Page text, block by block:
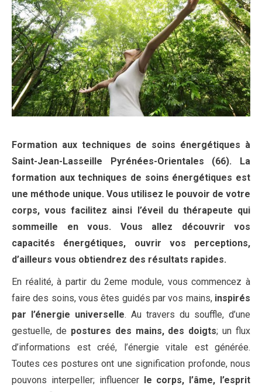
Formation aux techniques de soins énergétiques à
Saint-Jean-Lasseille Pyrénées-Orientales (66). La
formation aux techniques de soins énergétiques est
une méthode unique. Vous utilisez le pouvoir de votre
corps, vous facilitez ainsi l’éveil du thérapeute qui
sommeille en vous. Vous allez découvrir vos
capacités énergétiques, ouvrir vos perceptions,
d’ailleurs vous obtiendrez des résultats rapides.
En réalité, à partir du 2eme module, vous commencez à
faire des soins, vous êtes guidés par vos mains, inspirés
par l’énergie universelle. Au travers du souffle, d’une
gestuelle, de postures des mains, des doigts; un flux
d’informations est créé, l’énergie vitale est générée.
Toutes ces postures ont une signification profonde, nous
pouvons interpeller; influencerle corps, l’âme, l’esprit